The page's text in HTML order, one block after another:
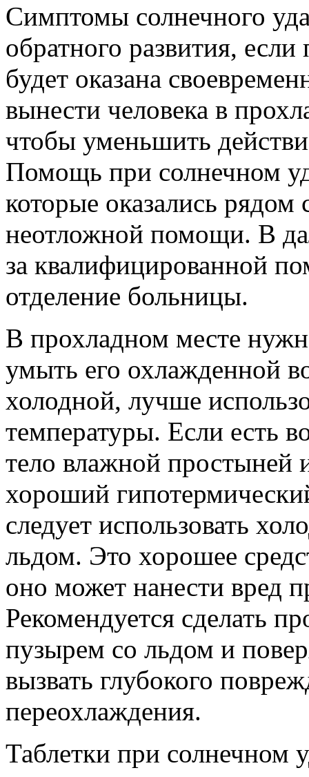
Симптомы солнечного
обратного развития,
будет оказана
вынести человека в
чтобы уменьшить
Помощь при солнечном
которые оказались рядом
неотложной помощи. В
за квалифицированной
отделение больницы.
В прохладном месте
умыть его охлажденной
холодной, лучше
температуры. Если есть
тело влажной простыней
хороший
следует использовать
льдом. Это хорошее
оно может нанести вред
Рекомендуется сделать
пузырем со льдом и
вызвать глубокого
переохлаждения.
Таблетки при солнечном